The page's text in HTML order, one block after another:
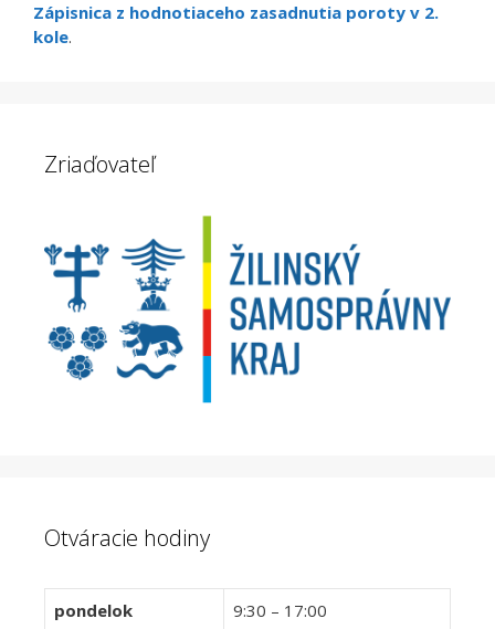
Zápisnica z hodnotiaceho zasadnutia poroty v 2.
kole.
Zriaďovateľ
Otváracie hodiny
pondelok
9:30 – 17:00